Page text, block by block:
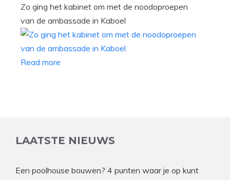
Zo ging het kabinet om met de noodoproepen
van de ambassade in Kaboel
Read more
LAATSTE NIEUWS
Een poolhouse bouwen? 4 punten waar je op kunt